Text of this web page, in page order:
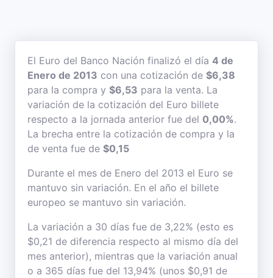
El Euro del Banco Nación finalizó el día 4 de
Enero de 2013 con una cotización de $6,38
para la compra y $6,53 para la venta. La
variación de la cotización del Euro billete
respecto a la jornada anterior fue del 0,00%.
La brecha entre la cotización de compra y la
de venta fue de $0,15
Durante el mes de Enero del 2013 el Euro se
mantuvo sin variación. En el año el billete
europeo se mantuvo sin variación.
La variación a 30 días fue de 3,22% (esto es
$0,21 de diferencia respecto al mismo día del
mes anterior), mientras que la variación anual
o a 365 días fue del 13,94% (unos $0,91 de